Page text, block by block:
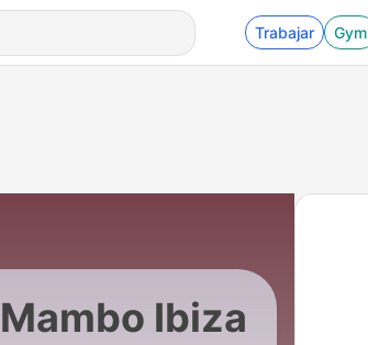
Trabajar Gym
Ibiza